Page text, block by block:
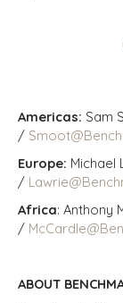
Americas: Sam
/
Europe: Michael
/
Africa: Anthony
/
ABOUT